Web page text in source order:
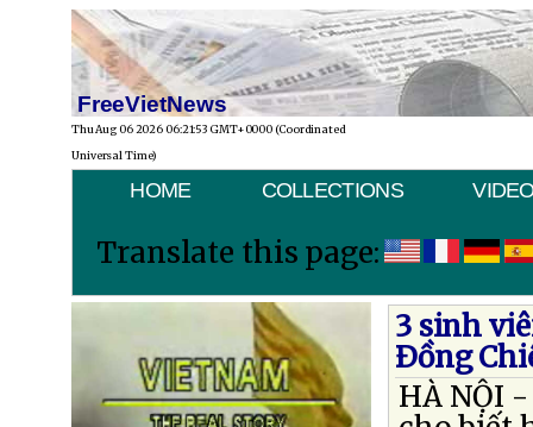
FreeVietNews
Thu Aug 06 2026 06:21:53 GMT+0000 (Coordinated
Universal Time)
HOME COLLECTIONS
Translate this page:
3 sinh
Ðồng
HÀ NỘI